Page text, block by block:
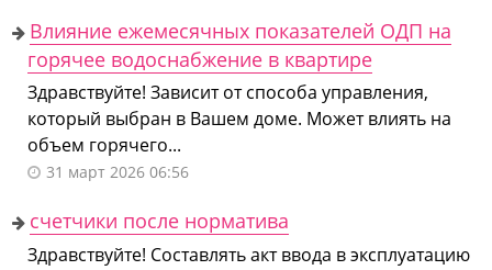
Влияние ежемесячных показателей ОДП на
горячее водоснабжение в квартире
Здравствуйте! Зависит от способа управления,
который выбран в Вашем доме. Может влиять на
объем горячего...
31 март 2026 06:56
счетчики после норматива
Здравствуйте! Составлять акт ввода в эксплуатацию